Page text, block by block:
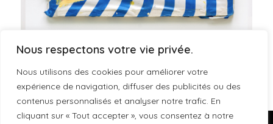
Nous respectons votre vie privée.
Nous utilisons des cookies pour améliorer votre
expérience de navigation, diffuser des publicités ou des
contenus personnalisés et analyser notre trafic. En
cliquant sur « Tout accepter », vous consentez à notre
Banane train douche